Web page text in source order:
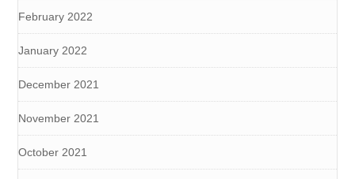
February 2022
January 2022
December 2021
November 2021
October 2021